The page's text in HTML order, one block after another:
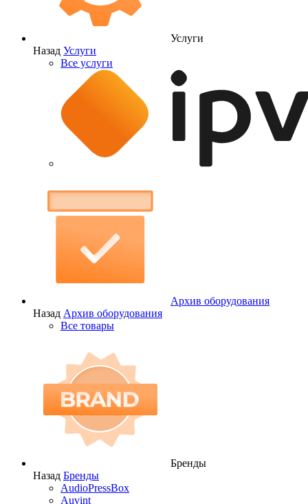
Услуги
Назад Услуги
Все услуги
Архив оборудования
Назад Архив оборудования
Все товары
Бренды
Назад Бренды
AudioPressBox
Auvint